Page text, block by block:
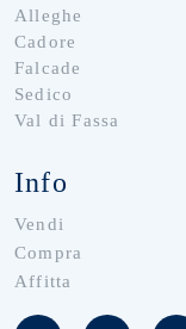
Alleghe
Cadore
Falcade
Sedico
Val di Fassa
Info
Vendi
Compra
Affitta